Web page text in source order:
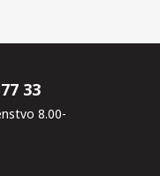
33
8.00-